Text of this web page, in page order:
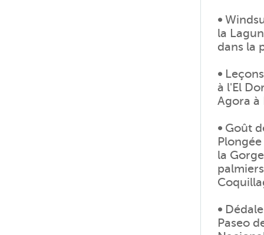
•
la
dans la
•
à l'El
Agora à
• Goût
la
•
Paseo